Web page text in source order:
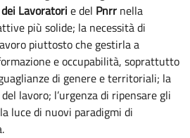
Lavoratori e del Pnrr nella
più solide; la necessità di
piuttosto che gestirla a
e occupabilità, soprattutto
di genere e territoriali; la
lavoro; l’urgenza di ripensare gli
luce di nuovi paradigmi di